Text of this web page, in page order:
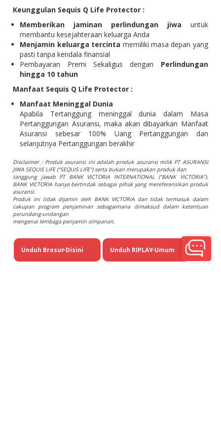
Keunggulan Sequis Q Life Protector :
Memberikan jaminan perlindungan jiwa untuk
membantu kesejahteraan keluarga Anda
Menjamin keluarga tercinta memiliki masa depan yang
pasti tanpa kendala finansial
Pembayaran Premi Sekaligus dengan Perlindungan
hingga 10 tahun
Manfaat Sequis Q Life Protector :
Manfaat Meninggal Dunia
Apabila Tertanggung meninggal dunia dalam Masa
Pertanggungan Asuransi, maka akan dibayarkan Manfaat
Asuransi sebesar 100% Uang Pertanggungan dan
selanjutnya Pertanggungan berakhir
Disclaimer : Produk asuransi ini adalah produk asuransi milik PT ASURANSI
JIWA SEQUIS LIFE (“SEQUIS LIFE”) serta bukan merupakan produk dan
tanggung jawab PT BANK VICTORIA INTERNATIONAL (“BANK VICTORIA”).
BANK VICTORIA hanya bertindak sebagai pihak yang mereferensikan produk
asuransi.
Produk ini tidak dijamin oleh BANK VICTORIA dan tidak termasuk dalam
cakupan program penjaminan sebagaimana dimaksud dalam ketentuan
perundang-undangan
mengenai lembaga penjamin simpanan.
Unduh Brosur Disini
> Unduh RIPLAY Umum
>